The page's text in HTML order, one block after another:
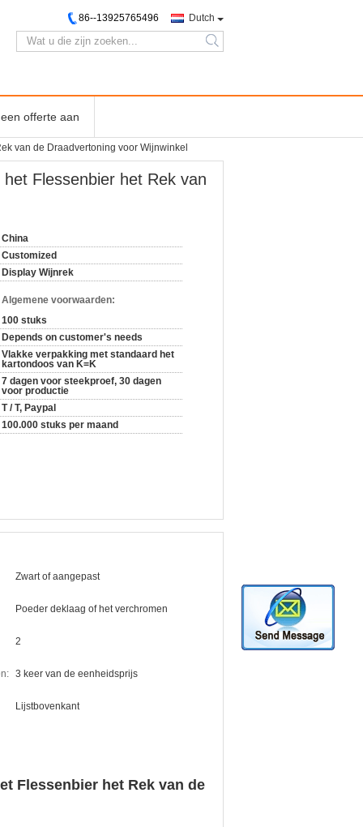
Dutch
86--13925765496
search
offerte aan
van de Draadvertoning voor Wijnwinkel
Flessenbier het Rek van
China
Customized
Display Wijnrek
voorwaarden:
100 stuks
Depends on customer's needs
Vlakke verpakking met standaard het
kartondoos van K=K
7 dagen voor steekproef, 30 dagen
voor productie
T / T, Paypal
100.000 stuks per maand
Zwart of aangepast
Poeder deklaag of het verchromen
2
3 keer van de eenheidsprijs
Lijstbovenkant
Flessenbier het Rek van de